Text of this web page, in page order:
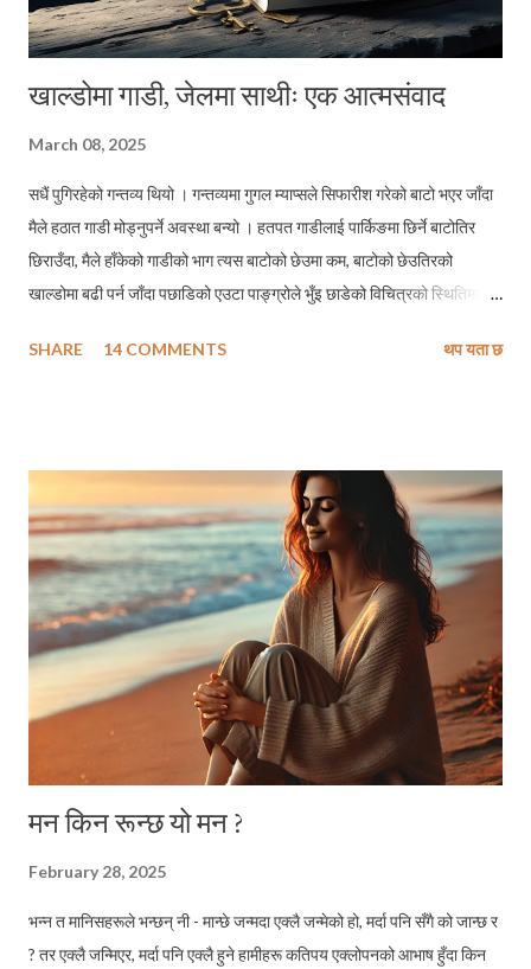
खाल्डोमा गाडी, जेलमा साथीः एक आत्मसंवाद
March 08, 2025
सधैं पुगिरहेको गन्तव्य थियो । गन्तव्यमा गुगल म्याप्सले सिफारीश गरेको बाटो भएर जाँदा
मैले हठात गाडी मोड्नुपर्ने अवस्था बन्यो । हतपत गाडीलाई पार्किङमा छिर्ने बाटोतिर
छिराउँदा, मैले हाँकेको गाडीको भाग त्यस बाटोको छेउमा कम, बाटोको छेउतिरको
खाल्डोमा बढी पर्न जाँदा पछाडिको एउटा पाङ्ग्रोले भुँइ छाडेको विचित्रको स्थितिमा
गाडीमा विशेष क्षति पनि भएन । तर गाडीलाई त्यस विचित्रको स्थितीबाट बाहिर
दिमागमा घुमिरहेको छ जो केहि समय अगाडिदेखि सहकारी ठगी प्रकरणमा पुर्पक्षका लागि
थुनामा छन् । के ति मेरा साथीहरूले पनि यस वयमा जुन स्थितिको सामना गरिरहेका छन्
त्यसका बारे दैनिकी लेख्दै होलान् ? थाहा छैन्, कसले कहिलेदेखि सहकारीमा जम्मा हुन
आएको बचतकर्ताको रकमलाई मनोमानी तवरले आफ्नो नीजि लाभको लागि प्रयोग...
SHARE 14 COMMENTS थप यता छ
मन किन रून्छ यो मन ?
February 28, 2025
भन्न त मानिसहरूले भन्छन् नी - मान्छे जन्मदा एक्लै जन्मेको हो, मर्दा पनि सँगै को जान्छ र
? तर एक्लै जन्मिएर, मर्दा पनि एक्लै हुने हामीहरू कतिपय एक्लोपनको आभाष हुँदा किन